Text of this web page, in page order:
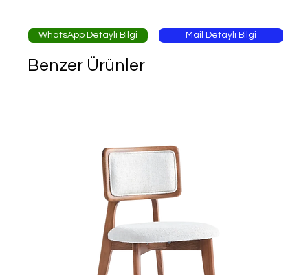
WhatsApp Detaylı Bilgi Mail Detaylı Bilgi
Benzer Ürünler